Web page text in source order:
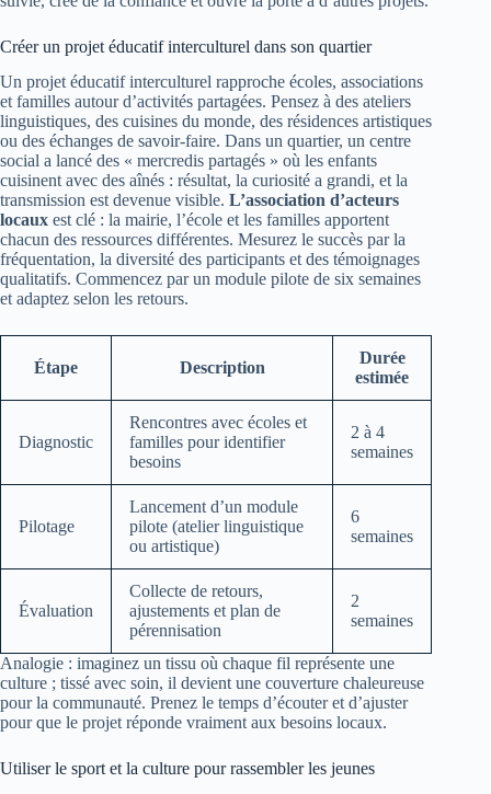
Créer un projet éducatif interculturel dans son quartier
Un projet éducatif interculturel rapproche écoles, associations
et familles autour d’activités partagées. Pensez à des ateliers
linguistiques, des cuisines du monde, des résidences artistiques
ou des échanges de savoir-faire. Dans un quartier, un centre
social a lancé des « mercredis partagés » où les enfants
cuisinent avec des aînés : résultat, la curiosité a grandi, et la
transmission est devenue visible. L’association d’acteurs
locaux est clé : la mairie, l’école et les familles apportent
chacun des ressources différentes. Mesurez le succès par la
fréquentation, la diversité des participants et des témoignages
qualitatifs. Commencez par un module pilote de six semaines
et adaptez selon les retours.
Étape Description
Durée
estimée
Diagnostic
Rencontres avec écoles et
familles pour identifier
besoins
2 à 4
semaines
Pilotage
Lancement d’un module
pilote (atelier linguistique
ou artistique)
6
semaines
Évaluation
Collecte de retours,
ajustements et plan de
pérennisation
2
semaines
Analogie : imaginez un tissu où chaque fil représente une
culture ; tissé avec soin, il devient une couverture chaleureuse
pour la communauté. Prenez le temps d’écouter et d’ajuster
pour que le projet réponde vraiment aux besoins locaux.
Utiliser le sport et la culture pour rassembler les jeunes